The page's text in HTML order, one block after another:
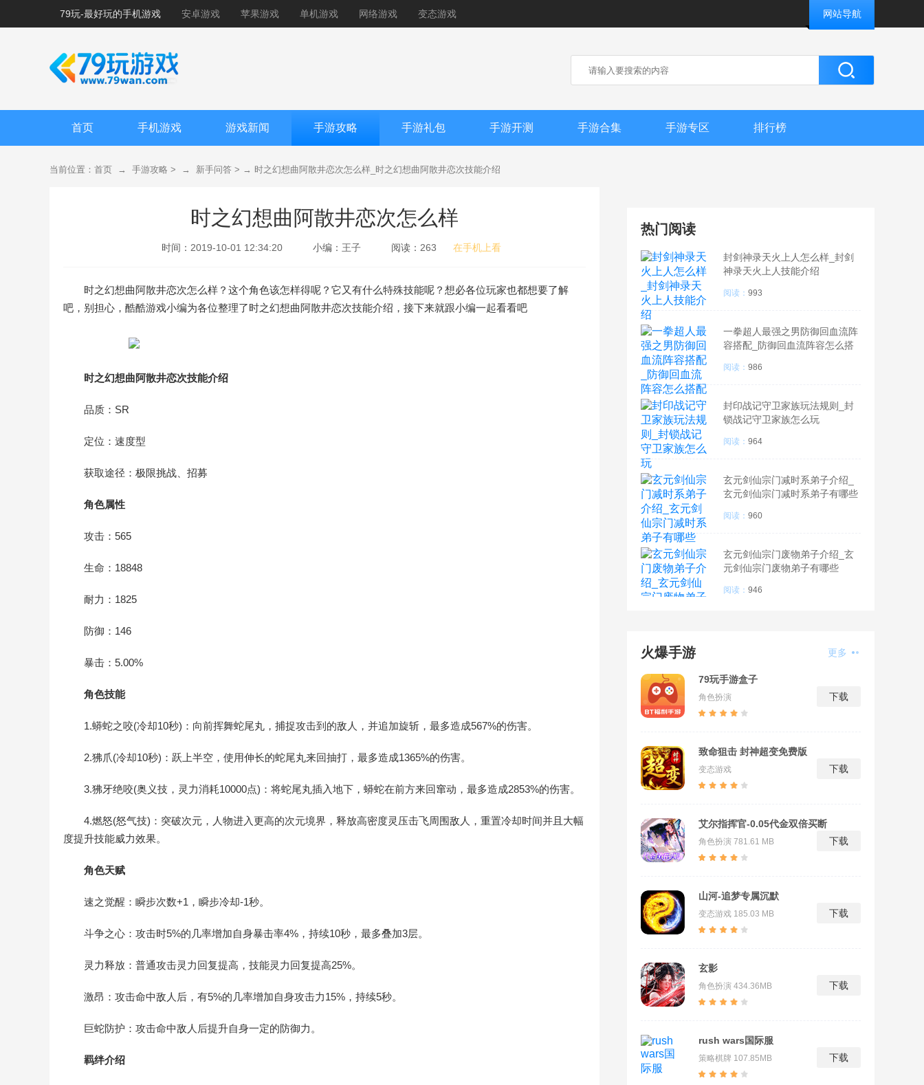
79玩-最好玩的手机游戏 安卓游戏 苹果游戏 单机游戏 网络游戏 变态游戏 网站导航
首页 手机游戏 游戏新闻 手游攻略 手游礼包 手游开测 手游合集 手游专区 排行榜
当前位置： 首页 → 手游攻略 > → 新手问答 > → 时之幻想曲阿散井恋次怎么样_时之幻想曲阿散井恋次技能介绍
时之幻想曲阿散井恋次怎么样
时间： 2019-10-01 12:34:20 小编： 王子 阅读： 263 在手机上看
时之幻想曲阿散井恋次怎么样？这个角色该怎样得呢？它又有什么特殊技能呢？想必各位玩家也都想要了解
吧，别担心，酷酷游戏小编为各位整理了时之幻想曲阿散井恋次技能介绍，接下来就跟小编一起看看吧
时之幻想曲阿散井恋次技能介绍
品质：SR
定位：速度型
获取途径：极限挑战、招募
角色属性
攻击：565
生命：18848
耐力：1825
防御：146
暴击：5.00%
角色技能
1.蟒蛇之咬(冷却10秒)：向前挥舞蛇尾丸，捕捉攻击到的敌人，并追加旋斩，最多造成567%的伤害。
2.狒爪(冷却10秒)：跃上半空，使用伸长的蛇尾丸来回抽打，最多造成1365%的伤害。
3.狒牙绝咬(奥义技，灵力消耗10000点)：将蛇尾丸插入地下，蟒蛇在前方来回窜动，最多造成2853%的伤害。
4.燃怒(怒气技)：突破次元，人物进入更高的次元境界，释放高密度灵压击飞周围敌人，重置冷却时间并且大幅
度提升技能威力效果。
角色天赋
速之觉醒：瞬步次数+1，瞬步冷却-1秒。
斗争之心：攻击时5%的几率增加自身暴击率4%，持续10秒，最多叠加3层。
灵力释放：普通攻击灵力回复提高，技能灵力回复提高25%。
激昂：攻击命中敌人后，有5%的几率增加自身攻击力15%，持续5秒。
巨蛇防护：攻击命中敌人后提升自身一定的防御力。
羁绊介绍
热门阅读
封剑神录天火上人怎么样_封剑
神录天火上人技能介绍
阅读： 993
一拳超人最强之男防御回血流阵
容搭配_防御回血流阵容怎么搭
阅读： 986
封印战记守卫家族玩法规则_封
锁战记守卫家族怎么玩
阅读： 964
玄元剑仙宗门减时系弟子介绍_
玄元剑仙宗门减时系弟子有哪些
阅读： 960
玄元剑仙宗门废物弟子介绍_玄
元剑仙宗门废物弟子有哪些
阅读： 946
火爆手游 更多
79玩手游盒子
角色扮演 下载
致命狙击 封神超变免费版
变态游戏 下载
艾尔指挥官-0.05代金双倍买断
角色扮演 781.61 MB 下载
山河-追梦专属沉默
变态游戏 185.03 MB 下载
玄影
角色扮演 434.36MB 下载
rush wars国际服
策略棋牌 107.85MB 下载